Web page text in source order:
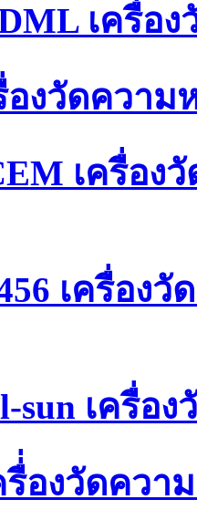
เครื่อ
องวัดควา
เครื่อ
เครื่อง
sun เครื่อ
รื่่องวัดควา